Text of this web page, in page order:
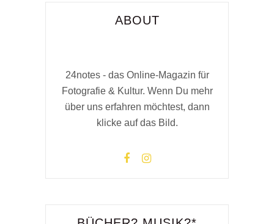
ABOUT
24notes - das Online-Magazin für
Fotografie & Kultur. Wenn Du mehr
über uns erfahren möchtest, dann
klicke auf das Bild.